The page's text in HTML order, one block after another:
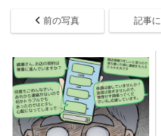
前の写真 記事